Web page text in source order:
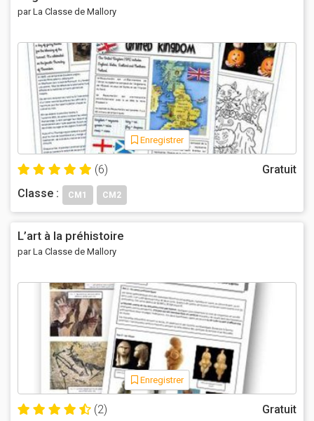
par La Classe de Mallory
Enregistrer
(6)
Gratuit
Classe :
CM1 CM2
L’art à la préhistoire
par La Classe de Mallory
Enregistrer
(2)
Gratuit